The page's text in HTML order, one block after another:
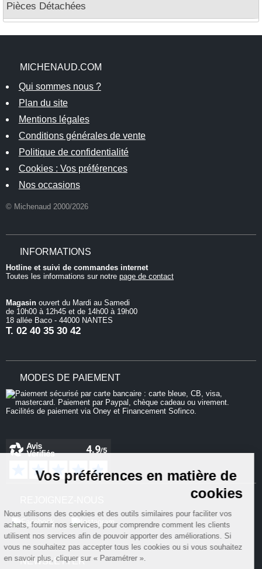
Vos préférences en matière de
cookies
Nous utilisons des cookies et des outils similaires pour faciliter vos
achats, fournir nos services, pour comprendre comment les clients
utilisent nos services afin de pouvoir apporter des améliorations. Si
vous ne souhaitez pas accepter tous les cookies ou si vous souhaitez
en savoir plus, cliquer sur « Paramétrer ».
Pièces Détachées
MICHENAUD.COM
Qui sommes nous ?
Plan du site
Mentions légales
Conditions générales de vente
Politique de confidentialité
Cookies : Vos préférences
Nos occasions
© Michenaud 2000/2026
INFORMATIONS
Hotline et suivi de commandes internet
Toutes les informations sur notre page de contact
Magasin ouvert du Mardi au Samedi
de 10h00 à 12h45 et de 14h00 à 19h00
18 allée Baco - 44000 NANTES
T. 02 40 35 30 42
MODES DE PAIEMENT
NEWSLETTER